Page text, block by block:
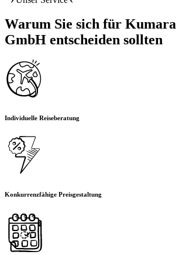
Warum Sie sich für Kumara
GmbH entscheiden sollten
Individuelle Reiseberatung
Konkurrenzfähige Preisgestaltung